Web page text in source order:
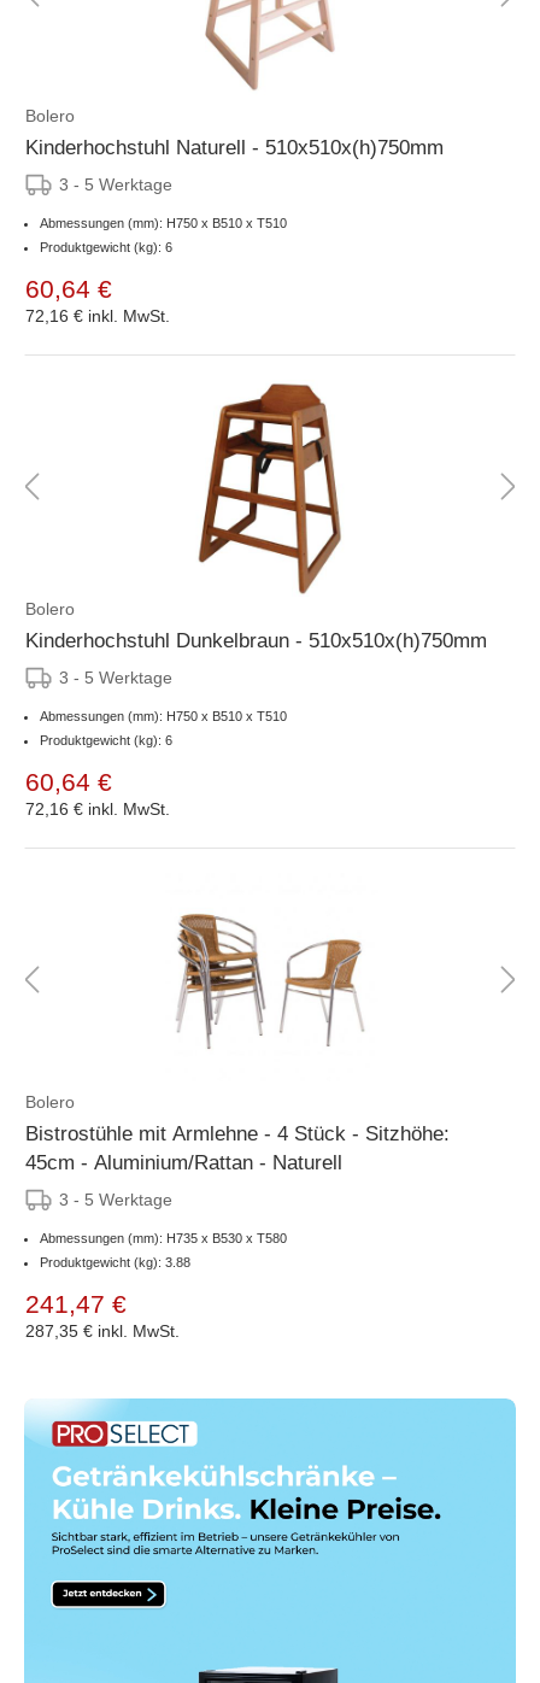
Bolero
Kinderhochstuhl Naturell - 510x510x(h)750mm
3 - 5 Werktage
Abmessungen (mm): H750 x B510 x T510
Produktgewicht (kg): 6
60,64 €
72,16 € inkl. MwSt.
Bolero
Kinderhochstuhl Dunkelbraun - 510x510x(h)750mm
3 - 5 Werktage
Abmessungen (mm): H750 x B510 x T510
Produktgewicht (kg): 6
60,64 €
72,16 € inkl. MwSt.
Bolero
Bistrostühle mit Armlehne - 4 Stück - Sitzhöhe:
45cm - Aluminium/Rattan - Naturell
3 - 5 Werktage
Abmessungen (mm): H735 x B530 x T580
Produktgewicht (kg): 3.88
241,47 €
287,35 € inkl. MwSt.